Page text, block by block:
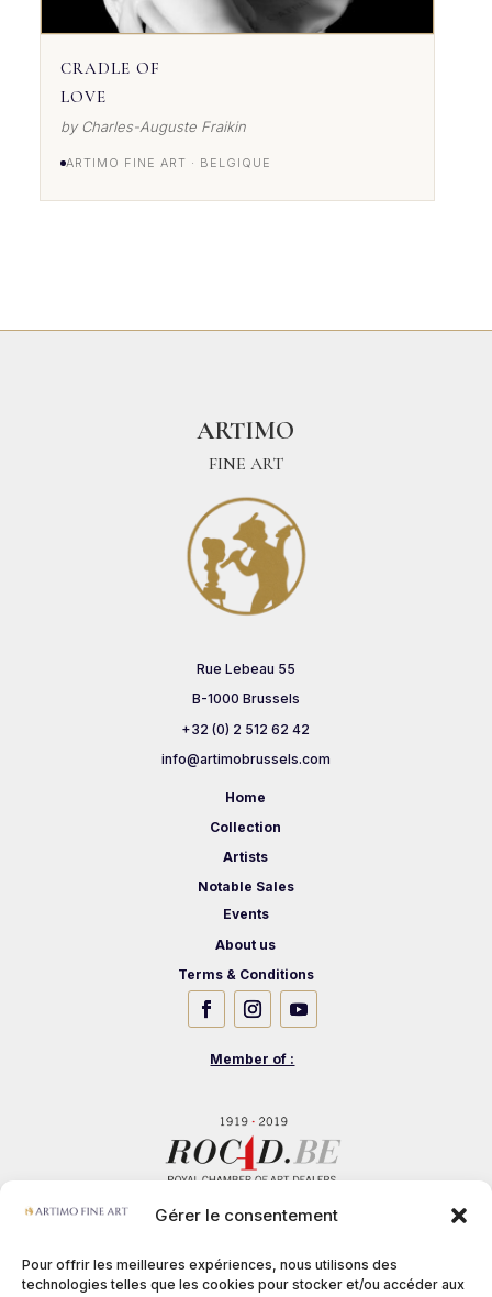
Gérer le consentement
Pour offrir les meilleures expériences, nous utilisons des
technologies telles que les cookies pour stocker et/ou accéder aux
CRADLE OF
LOVE
by Charles-Auguste Fraikin
ARTIMO FINE ART · BELGIQUE
ARTIMO
FINE ART
Rue Lebeau 55
B-1000 Brussels
+32 (0) 2 512 62 42
info@artimobrussels.com
Home
Collection
Artists
Notable Sales
Events
About us
Terms & Conditions
Member of :